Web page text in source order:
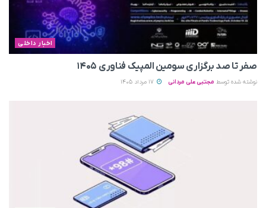
اخبار داخلی
صفر تا صد برگزاری سومین المپیک فناوری ۱۴۰۵
نوشته شده توسط مجتبی علی مردانی